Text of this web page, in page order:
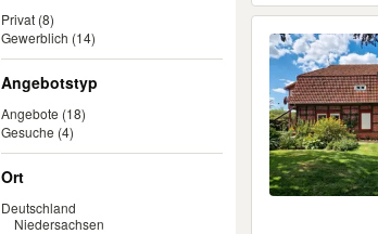
Privat (8)
Gewerblich (14)
Angebotstyp
Angebote (18)
Gesuche (4)
Ort
Deutschland
Niedersachsen